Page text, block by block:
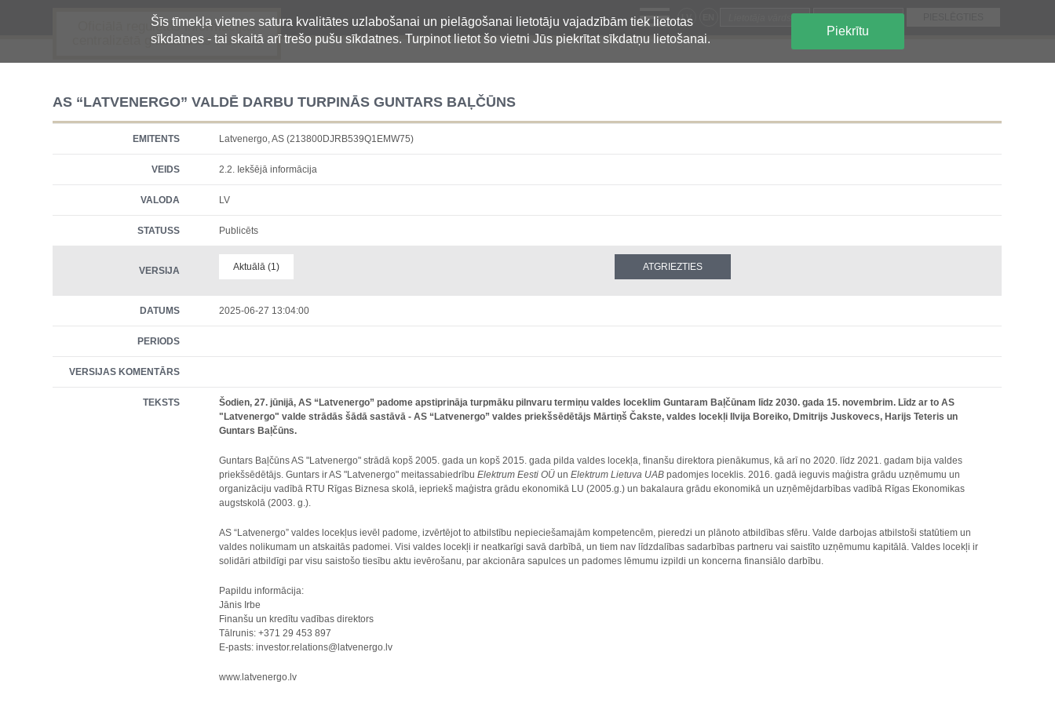
Šīs tīmekļa vietnes satura kvalitātes uzlabošanai un pielāgošanai lietotāju vajadzībām tiek lietotas
sīkdatnes - tai skaitā arī trešo pušu sīkdatnes. Turpinot lietot šo vietni Jūs piekrītat sīkdatņu lietošanai.
Piekrītu
Oficiālā regulētās informācijas
centralizētā glabāšanas sistēma
LV
AS “LATVENERGO” VALDĒ DARBU TURPINĀS GUNTARS BAĻČŪNS
EMITENTS Latvenergo, AS (213800DJRB539Q1EMW75)
VEIDS 2.2. Iekšējā informācija
VALODA LV
STATUSS Publicēts
VERSIJA Aktuālā (1)
DATUMS 2025-06-27 13:04:00
PERIODS
VERSIJAS KOMENTĀRS
TEKSTS
Šodien, 27. jūnijā, AS “Latvenergo” padome apstiprināja turpmāku pilnvaru termiņu valdes loceklim Guntaram Baļčūnam līdz 2030. gada 15. novembrim. Līdz ar to AS
"Latvenergo" valde strādās šādā sastāvā - AS “Latvenergo” valdes priekšsēdētājs Mārtiņš Čakste, valdes locekļi Ilvija Boreiko, Dmitrijs Juskovecs, Harijs Teteris un
Guntars Baļčūns.
Guntars Baļčūns AS "Latvenergo" strādā kopš 2005. gada un kopš 2015. gada pilda valdes locekļa, finanšu direktora pienākumus, kā arī no 2020. līdz 2021. gadam bija valdes
priekšsēdētājs. Guntars ir AS "Latvenergo" meitassabiedrībuElektrum Eesti OÜ unElektrum Lietuva UAB padomjes loceklis. 2016. gadā ieguvis maģistra grādu uzņēmumu un
organizāciju vadībā RTU Rīgas Biznesa skolā, iepriekš maģistra grādu ekonomikā LU (2005.g.) un bakalaura grādu ekonomikā un uzņēmējdarbības vadībā Rīgas Ekonomikas
augstskolā (2003. g.).
AS “Latvenergo” valdes locekļus ievēl padome, izvērtējot to atbilstību nepieciešamajām kompetencēm, pieredzi un plānoto atbildības sfēru. Valde darbojas atbilstoši statūtiem un
valdes nolikumam un atskaitās padomei. Visi valdes locekļi ir neatkarīgi savā darbībā, un tiem nav līdzdalības sadarbības partneru vai saistīto uzņēmumu kapitālā. Valdes locekļi ir
solidāri atbildīgi par visu saistošo tiesību aktu ievērošanu, par akcionāra sapulces un padomes lēmumu izpildi un koncerna finansiālo darbību.
Papildu informācija:
Jānis Irbe
Finanšu un kredītu vadības direktors
Tālrunis: +371 29 453 897
E-pasts: investor.relations@latvenergo.lv
www.latvenergo.lv